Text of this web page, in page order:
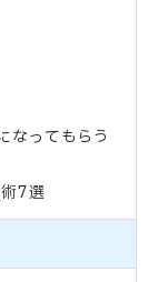
なってもらう
7選